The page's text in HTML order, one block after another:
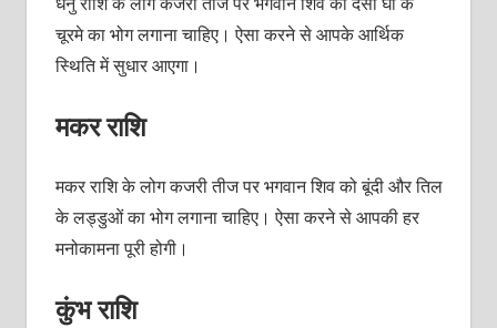
चूरमे का भोग लगाना चाहिए। ऐसा करने से आपके आर्थिक
स्थिति में सुधार आएगा।
मकर राशि
मकर राशि के लोग कजरी तीज पर भगवान शिव को बूंदी और तिल
के लड्डुओं का भोग लगाना चाहिए। ऐसा करने से आपकी हर
मनोकामना पूरी होगी।
कुंभ राशि